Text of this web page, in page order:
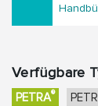
Verfügbare
PETRA®